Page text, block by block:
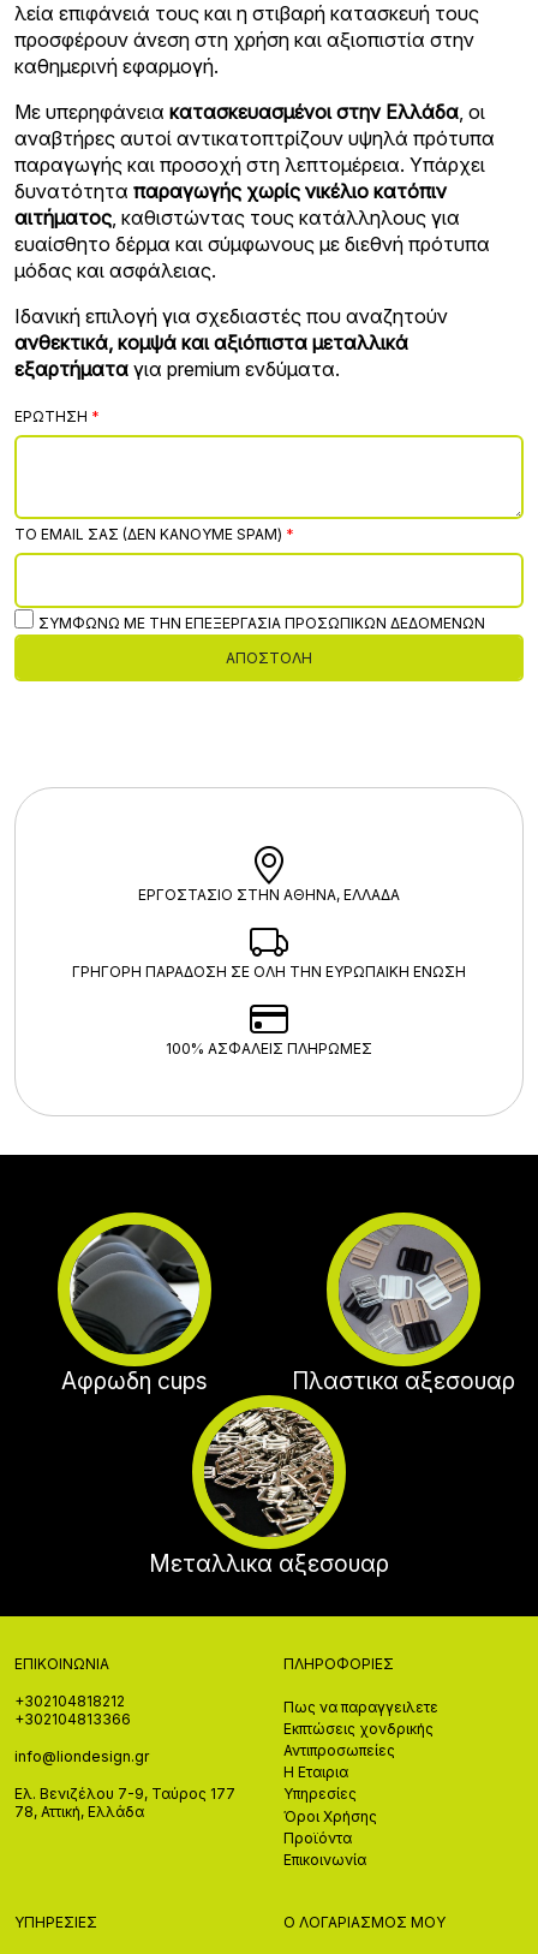
λεία επιφάνειά τους και η στιβαρή κατασκευή τους
προσφέρουν άνεση στη χρήση και αξιοπιστία στην
καθημερινή εφαρμογή.
Με υπερηφάνεια κατασκευασμένοι στην Ελλάδα, οι
αναβτήρες αυτοί αντικατοπτρίζουν υψηλά πρότυπα
παραγωγής και προσοχή στη λεπτομέρεια. Υπάρχει
δυνατότητα παραγωγής χωρίς νικέλιο κατόπιν
αιτήματος, καθιστώντας τους κατάλληλους για
ευαίσθητο δέρμα και σύμφωνους με διεθνή πρότυπα
μόδας και ασφάλειας.
Ιδανική επιλογή για σχεδιαστές που αναζητούν
ανθεκτικά, κομψά και αξιόπιστα μεταλλικά
εξαρτήματα για premium ενδύματα.
ΕΡΏΤΗΣΗ
ΤΟ EMAIL ΣΑΣ (ΔΕΝ ΚΆΝΟΥΜΕ SPAM)
ΣΥΜΦΩΝΏ ΜΕ ΤΗΝ ΕΠΕΞΕΡΓΑΣΊΑ ΠΡΟΣΩΠΙΚΏΝ ΔΕΔΟΜΈΝΩΝ
ΑΠΟΣΤΟΛΉ
ΕΡΓΟΣΤΑΣΙΟ ΣΤΗΝ ΑΘΗΝΑ, ΕΛΛΑΔΑ
ΓΡΗΓΟΡΗ ΠΑΡΑΔΟΣΗ ΣΕ ΟΛΗ ΤΗΝ ΕΥΡΩΠΑΙΚΗ ΕΝΩΣΗ
100% ΑΣΦΑΛΕΊΣ ΠΛΗΡΩΜΈΣ
Αφρωδη cups Πλαστικα αξεσουαρ
Μεταλλικα αξεσουαρ
ΕΠΙΚΟΙΝΩΝΊΑ
+302104818212
+302104813366
info@liondesign.gr
Ελ. Βενιζέλου 7-9, Ταύρος 177
78, Αττική, Ελλάδα
ΠΛΗΡΟΦΟΡΊΕΣ
Πως να παραγγειλετε
Εκπτώσεις χονδρικής
Αντιπροσωπείες
Η Εταιρια
Υπηρεσίες
Όροι Χρήσης
Προϊόντα
Επικοινωνία
ΥΠΗΡΕΣΊΕΣ Ο ΛΟΓΑΡΙΑΣΜΌΣ ΜΟΥ